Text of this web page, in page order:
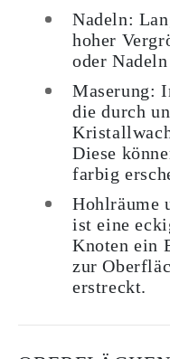
Nadeln:
hoher
oder Nadeln
Maserung:
die durch
Diese
farbig
Hohlräume
ist eine
Knoten ein
zur
erstreckt.